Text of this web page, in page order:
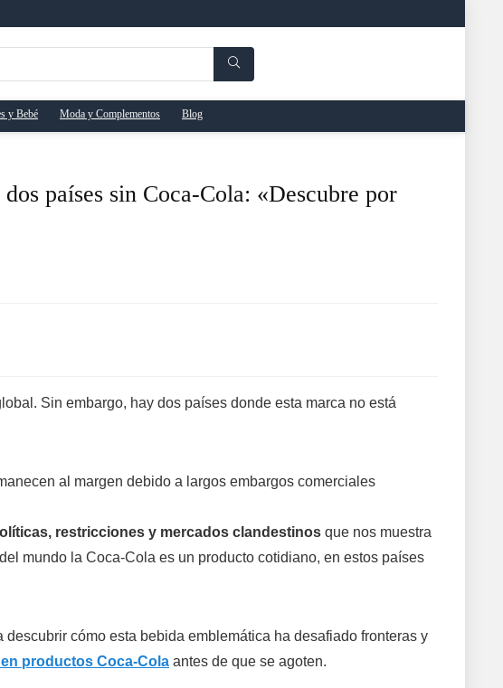
y Bebé Moda y Complementos Blog
países sin Coca-Cola: «Descubre por
Sin embargo, hay dos países donde esta marca no está
al margen debido a largos embargos comerciales
restricciones y mercados clandestinos que nos muestra
mundo la Coca-Cola es un producto cotidiano, en estos países
cómo esta bebida emblemática ha desafiado fronteras y
productos Coca-Cola antes de que se agoten.